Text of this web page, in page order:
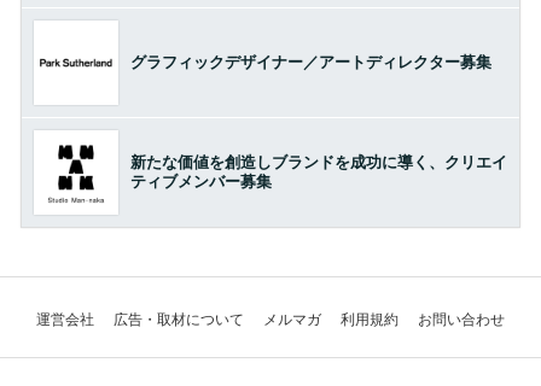
グラフィックデザイナー／アートディレクター募集
新たな価値を創造しブランドを成功に導く、クリエイ
ティブメンバー募集
運営会社 広告・取材について メルマガ 利用規約 お問い合わせ